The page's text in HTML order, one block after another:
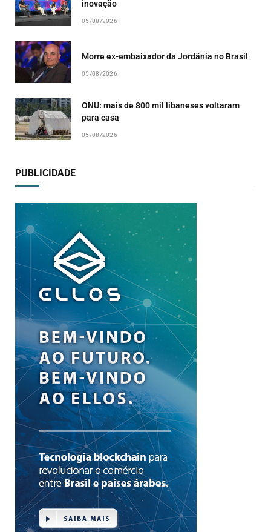
inovação
05/08/2026
Morre ex-embaixador da Jordânia no Brasil
05/08/2026
ONU: mais de 800 mil libaneses voltaram
para casa
05/08/2026
PUBLICIDADE